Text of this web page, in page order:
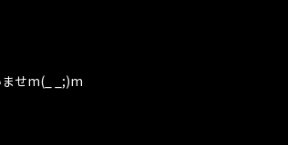
ませm(_ _;)m